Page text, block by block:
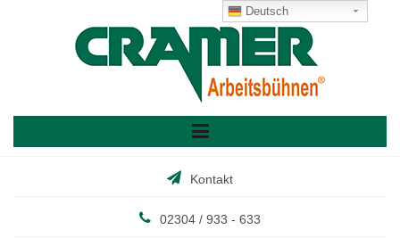
Kontakt
02304 / 933 - 633
Deutsch